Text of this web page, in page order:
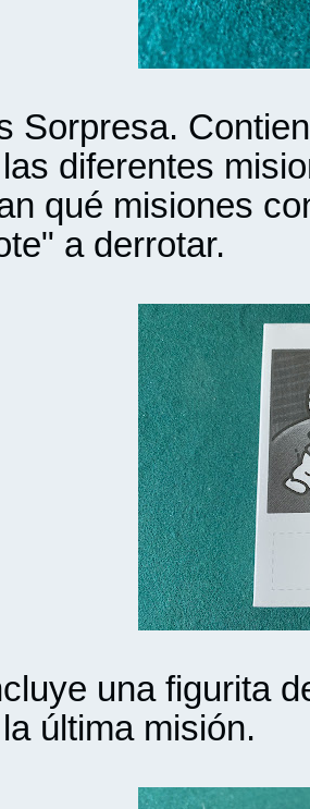
Sorpresa.
diferentes
qué misiones
a derrotar.
una figurita
última misión.